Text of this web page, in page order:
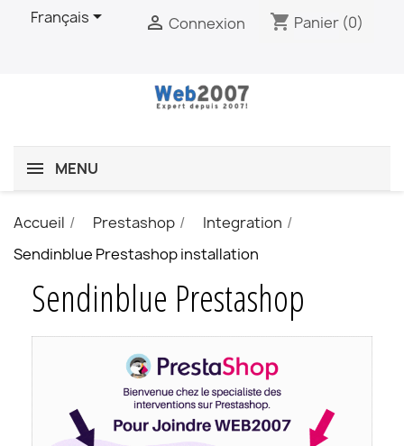
Français  Connexion shopping_cart Panier (0)
MENU
Accueil Prestashop
Integration
Sendinblue Prestashop installation
Sendinblue Prestashop